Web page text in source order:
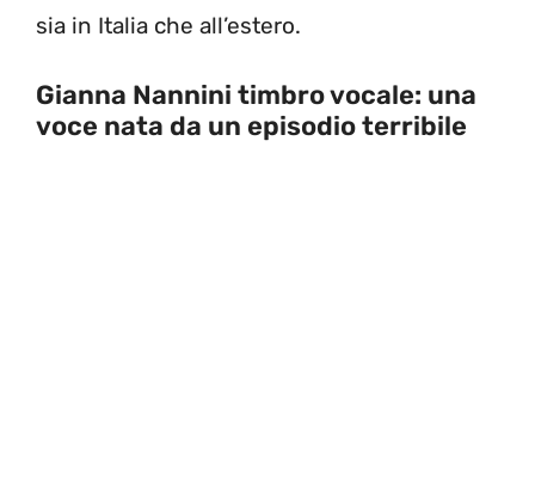
sia in Italia che all’estero.
Gianna Nannini timbro vocale: una
voce nata da un episodio terribile